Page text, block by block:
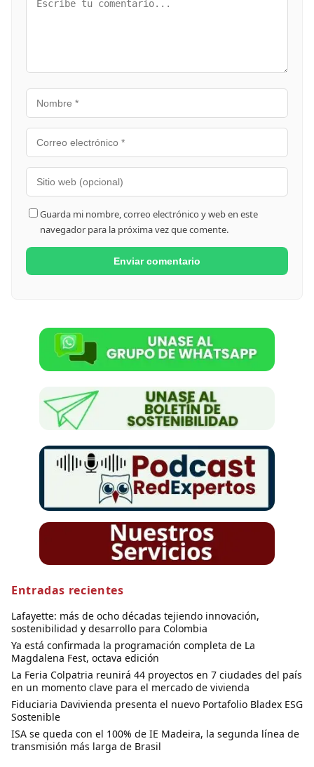
Guarda mi nombre, correo electrónico y web en este
navegador para la próxima vez que comente.
Entradas recientes
Lafayette: más de ocho décadas tejiendo innovación,
sostenibilidad y desarrollo para Colombia
Ya está confirmada la programación completa de La
Magdalena Fest, octava edición
La Feria Colpatria reunirá 44 proyectos en 7 ciudades del país
en un momento clave para el mercado de vivienda
Fiduciaria Davivienda presenta el nuevo Portafolio Bladex ESG
Sostenible
ISA se queda con el 100% de IE Madeira, la segunda línea de
transmisión más larga de Brasil